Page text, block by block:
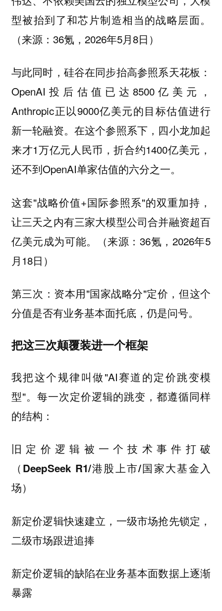
型被抬到了和芯片制造相当的战略层面。
（来源：36氪，2026年5月8日）
与此同时，硅谷在同步抬高参照系天花板：
OpenAI投后估值已达8500亿美元，
Anthropic正以9000亿美元的目标估值进行
新一轮融资。在这个参照系下，四小龙加起
来才1万亿元人民币，折合约1400亿美元，
还不到OpenAI单家估值的六分之一。
这套"战略价值+国际参照系"的双重加持，
让三天之内有三家大模型公司合并融资超百
亿美元成为可能。（来源：36氪，2026年5
月18日）
第三次：资本用"国家战略分"定价，但这个
分值是否有业务基本面托底，仍是问号。
把这三次颠覆装进一个框架
我把这个规律叫做"AI赛道的定价跳变模
型"。每一次定价逻辑的跳变，都遵循同样
的结构：
旧定价逻辑被一个技术事件打破
（DeepSeek R1/港股上市/国家大基金入
场）
新定价逻辑快速建立，一级市场抢先锁定，
二级市场跟进追捧
新定价逻辑的缺陷在业务基本面数据上逐渐
暴露